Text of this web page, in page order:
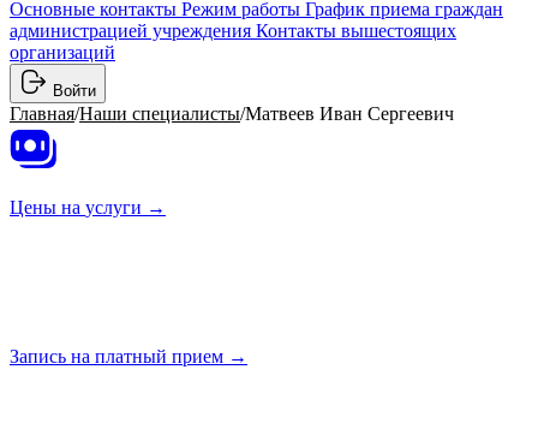
Основные контакты Режим работы График приема граждан
администрацией учреждения Контакты вышестоящих
организаций
Войти
Главная/Наши специалисты/Матвеев Иван Сергеевич
Цены на услуги →
Запись на платный прием →